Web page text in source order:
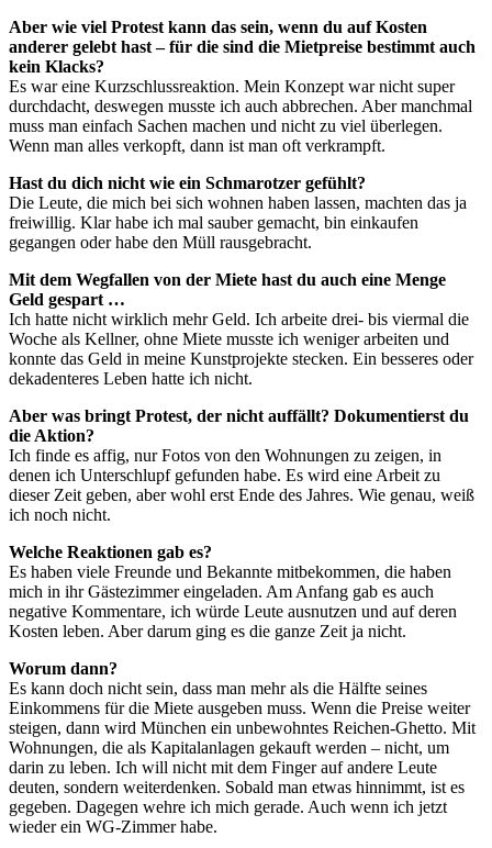
Aber wie viel Protest kann das sein, wenn du auf Kosten
anderer gelebt hast – für die sind die Mietpreise bestimmt auch
kein Klacks?
Es war eine Kurzschlussreaktion. Mein Konzept war nicht super
durchdacht, deswegen musste ich auch abbrechen. Aber manchmal
muss man einfach Sachen machen und nicht zu viel überlegen.
Wenn man alles verkopft, dann ist man oft verkrampft.
Hast du dich nicht wie ein Schmarotzer gefühlt?
Die Leute, die mich bei sich wohnen haben lassen, machten das ja
freiwillig. Klar habe ich mal sauber gemacht, bin einkaufen
gegangen oder habe den Müll rausgebracht.
Mit dem Wegfallen von der Miete hast du auch eine Menge
Geld gespart …
Ich hatte nicht wirklich mehr Geld. Ich arbeite drei- bis viermal die
Woche als Kellner, ohne Miete musste ich weniger arbeiten und
konnte das Geld in meine Kunstprojekte stecken. Ein besseres oder
dekadenteres Leben hatte ich nicht.
Aber was bringt Protest, der nicht auffällt? Dokumentierst du
die Aktion?
Ich finde es affig, nur Fotos von den Wohnungen zu zeigen, in
denen ich Unterschlupf gefunden habe. Es wird eine Arbeit zu
dieser Zeit geben, aber wohl erst Ende des Jahres. Wie genau, weiß
ich noch nicht.
Welche Reaktionen gab es?
Es haben viele Freunde und Bekannte mitbekommen, die haben
mich in ihr Gästezimmer eingeladen. Am Anfang gab es auch
negative Kommentare, ich würde Leute ausnutzen und auf deren
Kosten leben. Aber darum ging es die ganze Zeit ja nicht.
Worum dann?
Es kann doch nicht sein, dass man mehr als die Hälfte seines
Einkommens für die Miete ausgeben muss. Wenn die Preise weiter
steigen, dann wird München ein unbewohntes Reichen-Ghetto. Mit
Wohnungen, die als Kapitalanlagen gekauft werden – nicht, um
darin zu leben. Ich will nicht mit dem Finger auf andere Leute
deuten, sondern weiterdenken. Sobald man etwas hinnimmt, ist es
gegeben. Dagegen wehre ich mich gerade. Auch wenn ich jetzt
wieder ein WG-Zimmer habe.